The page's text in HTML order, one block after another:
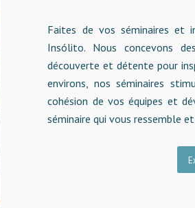
Faites de vos séminaires et
Insólito. Nous concevons
découverte et détente pour
environs, nos séminaires
cohésion de vos équipes et
séminaire qui vous ressemble